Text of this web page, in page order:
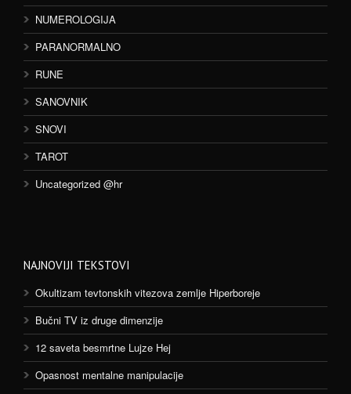
NUMEROLOGIJA
PARANORMALNO
RUNE
SANOVNIK
SNOVI
TAROT
Uncategorized @hr
NAJNOVIJI TEKSTOVI
Okultizam tevtonskih vitezova zemlje Hiperboreje
Bučni TV iz druge dimenzije
12 saveta besmrtne Lujze Hej
Opasnost mentalne manipulacije